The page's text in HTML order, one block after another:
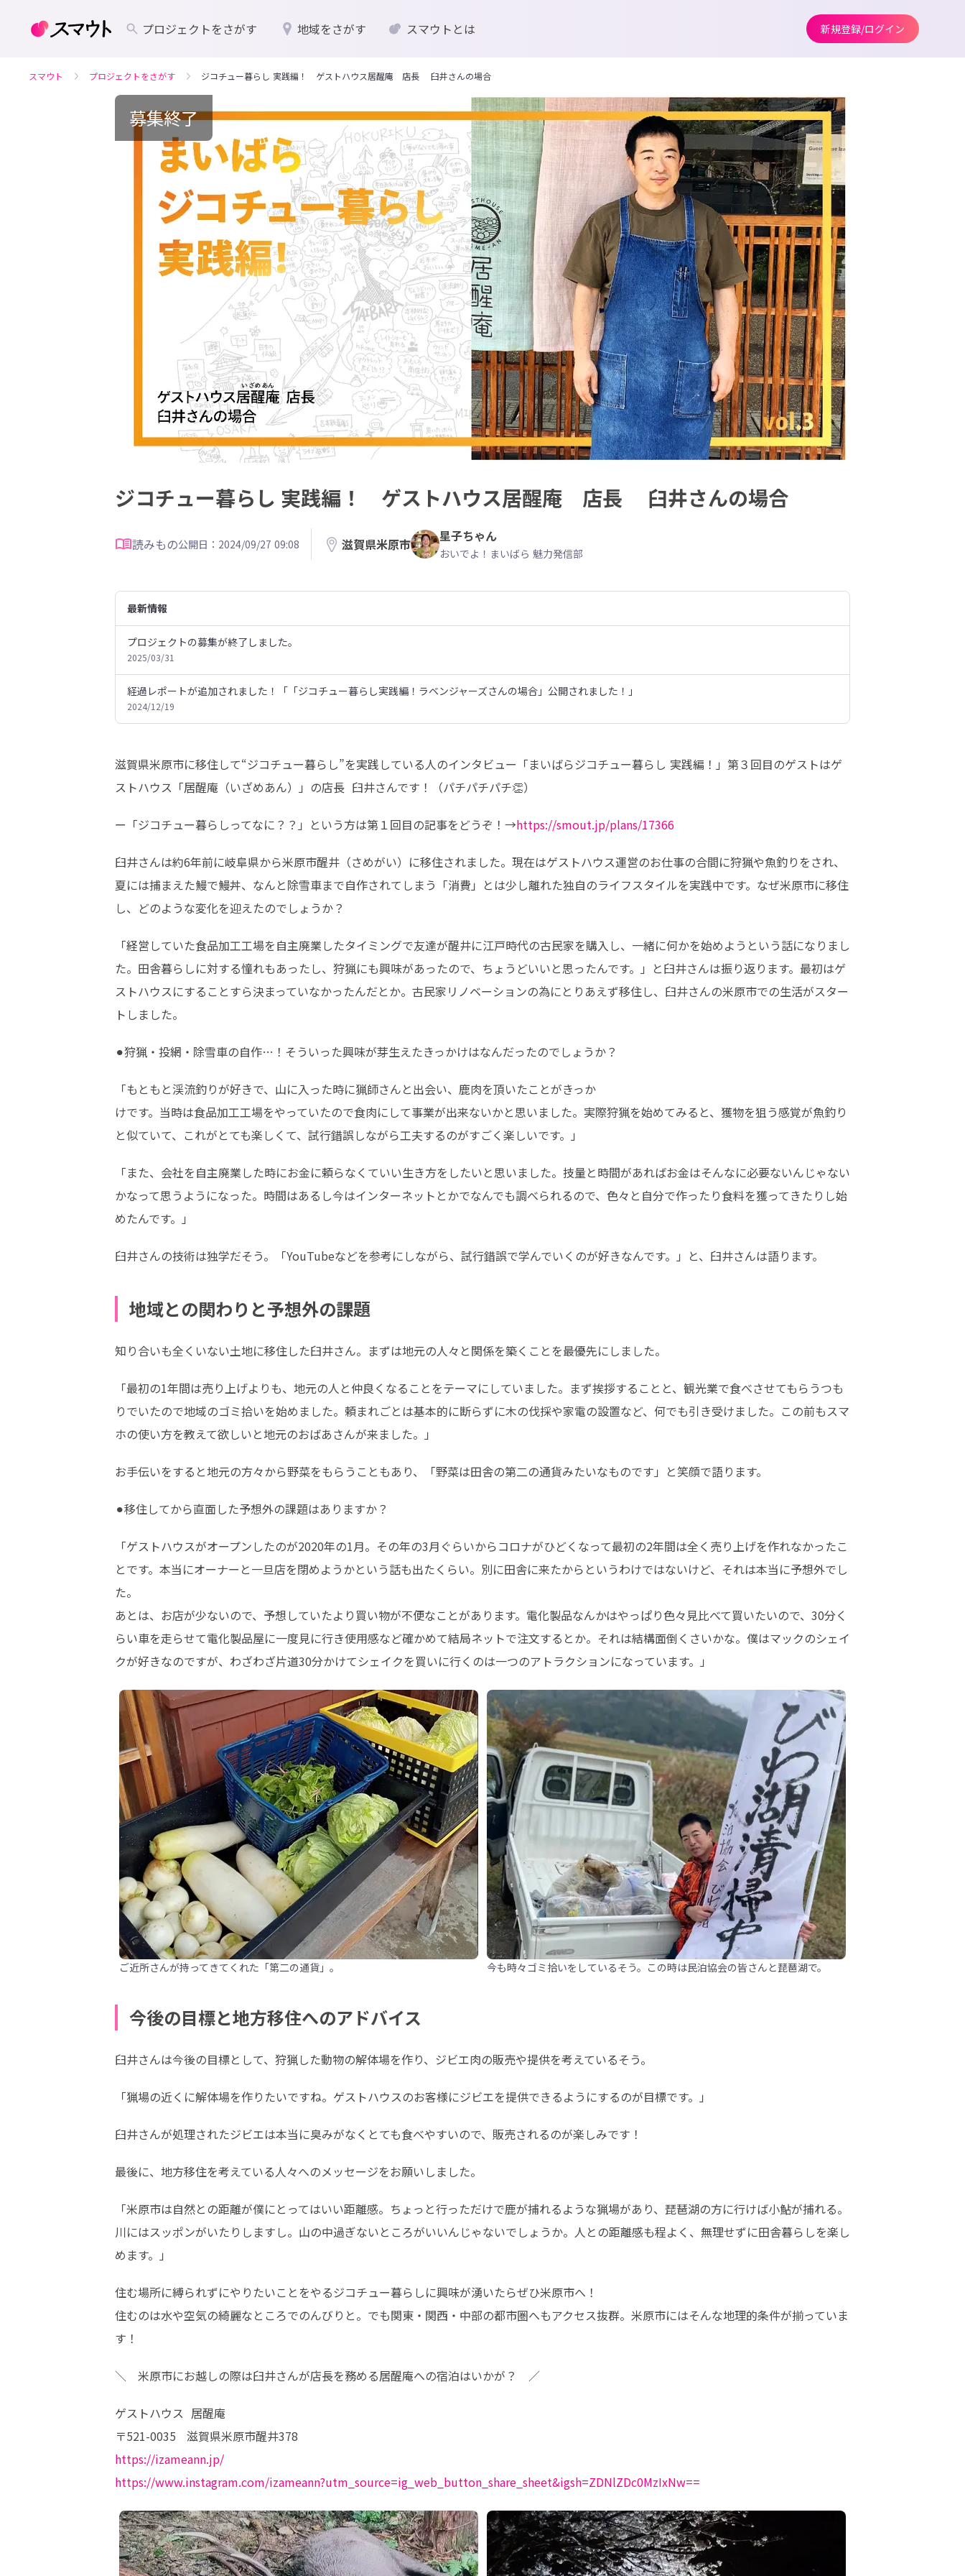
プロジェクトをさがす 地域をさがす スマウトとは 新規登録/ログイン
スマウト プロジェクトをさがす ジコチュー暮らし 実践編！ ゲストハウス居醒庵 店長 臼井さんの場合
募集終了
ジコチュー暮らし 実践編！ ゲストハウス居醒庵 店長 臼井さんの場合
読みもの公開日：2024/09/27 09:08 滋賀県米原市 星子ちゃん
おいでよ！まいばら 魅力発信部
最新情報
プロジェクトの募集が終了しました。
2025/03/31
経過レポートが追加されました！「「ジコチュー暮らし実践編！ラベンジャーズさんの場合」公開されました！」
2024/12/19
滋賀県米原市に移住して“ジコチュー暮らし”を実践している人のインタビュー「まいばらジコチュー暮らし 実践編！」第３回目のゲストはゲ
ストハウス「居醒庵（いざめあん）」の店長  臼井さんです！（パチパチパチ👏）
ー「ジコチュー暮らしってなに？？」という方は第１回目の記事をどうぞ！→https://smout.jp/plans/17366
臼井さんは約6年前に岐阜県から米原市醒井（さめがい）に移住されました。現在はゲストハウス運営のお仕事の合間に狩猟や魚釣りをされ、
夏には捕まえた鰻で鰻丼、なんと除雪車まで自作されてしまう「消費」とは少し離れた独自のライフスタイルを実践中です。なぜ米原市に移住
し、どのような変化を迎えたのでしょうか？
「経営していた食品加工工場を自主廃業したタイミングで友達が醒井に江戸時代の古民家を購入し、一緒に何かを始めようという話になりまし
た。田舎暮らしに対する憧れもあったし、狩猟にも興味があったので、ちょうどいいと思ったんです。」と臼井さんは振り返ります。最初はゲ
ストハウスにすることすら決まっていなかったんだとか。古民家リノベーションの為にとりあえず移住し、臼井さんの米原市での生活がスター
トしました。
⚫︎狩猟・投網・除雪車の自作…！そういった興味が芽生えたきっかけはなんだったのでしょうか？
「もともと渓流釣りが好きで、山に入った時に猟師さんと出会い、鹿肉を頂いたことがきっか
けです。当時は食品加工工場をやっていたので食肉にして事業が出来ないかと思いました。実際狩猟を始めてみると、獲物を狙う感覚が魚釣り
と似ていて、これがとても楽しくて、試行錯誤しながら工夫するのがすごく楽しいです。」
「また、会社を自主廃業した時にお金に頼らなくていい生き方をしたいと思いました。技量と時間があればお金はそんなに必要ないんじゃない
かなって思うようになった。時間はあるし今はインターネットとかでなんでも調べられるので、色々と自分で作ったり食料を獲ってきたりし始
めたんです。」
臼井さんの技術は独学だそう。「YouTubeなどを参考にしながら、試行錯誤で学んでいくのが好きなんです。」と、臼井さんは語ります。
地域との関わりと予想外の課題
知り合いも全くいない土地に移住した臼井さん。まずは地元の人々と関係を築くことを最優先にしました。
「最初の1年間は売り上げよりも、地元の人と仲良くなることをテーマにしていました。まず挨拶することと、観光業で食べさせてもらうつも
りでいたので地域のゴミ拾いを始めました。頼まれごとは基本的に断らずに木の伐採や家電の設置など、何でも引き受けました。この前もスマ
ホの使い方を教えて欲しいと地元のおばあさんが来ました。」
お手伝いをすると地元の方々から野菜をもらうこともあり、「野菜は田舎の第二の通貨みたいなものです」と笑顔で語ります。
⚫︎移住してから直面した予想外の課題はありますか？
「ゲストハウスがオープンしたのが2020年の1月。その年の3月ぐらいからコロナがひどくなって最初の2年間は全く売り上げを作れなかったこ
とです。本当にオーナーと一旦店を閉めようかという話も出たくらい。別に田舎に来たからというわけではないけど、それは本当に予想外でし
た。
あとは、お店が少ないので、予想していたより買い物が不便なことがあります。電化製品なんかはやっぱり色々見比べて買いたいので、30分く
らい車を走らせて電化製品屋に一度見に行き使用感など確かめて結局ネットで注文するとか。それは結構面倒くさいかな。僕はマックのシェイ
クが好きなのですが、わざわざ片道30分かけてシェイクを買いに行くのは一つのアトラクションになっています。」
ご近所さんが持ってきてくれた「第二の通貨」。 今も時々ゴミ拾いをしているそう。この時は民泊協会の皆さんと琵琶湖で。
今後の目標と地方移住へのアドバイス
臼井さんは今後の目標として、狩猟した動物の解体場を作り、ジビエ肉の販売や提供を考えているそう。
「猟場の近くに解体場を作りたいですね。ゲストハウスのお客様にジビエを提供できるようにするのが目標です。」
臼井さんが処理されたジビエは本当に臭みがなくとても食べやすいので、販売されるのが楽しみです！
最後に、地方移住を考えている人々へのメッセージをお願いしました。
「米原市は自然との距離が僕にとってはいい距離感。ちょっと行っただけで鹿が捕れるような猟場があり、琵琶湖の方に行けば小鮎が捕れる。
川にはスッポンがいたりしますし。山の中過ぎないところがいいんじゃないでしょうか。人との距離感も程よく、無理せずに田舎暮らしを楽し
めます。」
住む場所に縛られずにやりたいことをやるジコチュー暮らしに興味が湧いたらぜひ米原市へ！
住むのは水や空気の綺麗なところでのんびりと。でも関東・関西・中部の都市圏へもアクセス抜群。米原市にはそんな地理的条件が揃っていま
す！
＼　米原市にお越しの際は臼井さんが店長を務める居醒庵への宿泊はいかが？　／
ゲストハウス  居醒庵
https://izameann.jp/
https://www.instagram.com/izameann?utm_source=ig_web_button_share_sheet&igsh=ZDNlZDc0MzIxNw==